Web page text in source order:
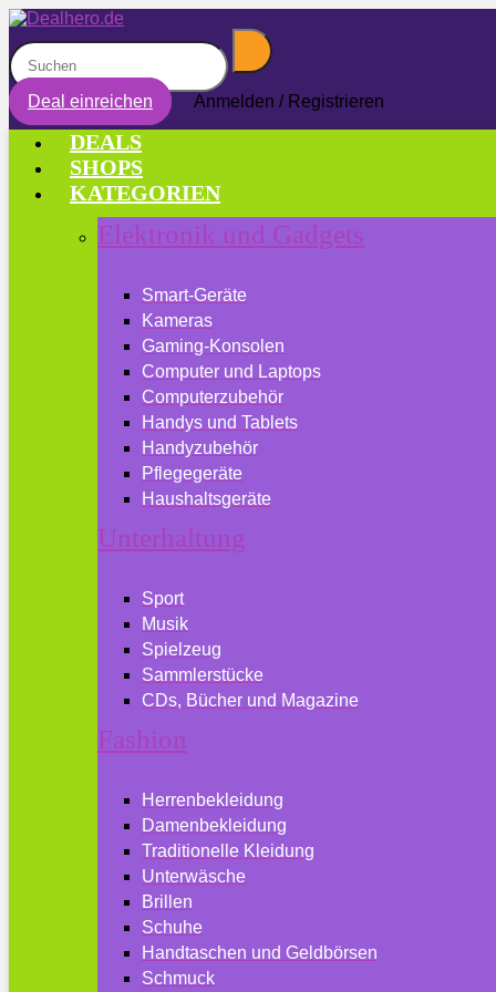
Deal einreichen Anmelden / Registrieren
DEALS
SHOPS
KATEGORIEN
Elektronik und Gadgets
Smart-Geräte
Kameras
Gaming-Konsolen
Computer und Laptops
Computerzubehör
Handys und Tablets
Handyzubehör
Pflegegeräte
Haushaltsgeräte
Unterhaltung
Sport
Musik
Spielzeug
Sammlerstücke
CDs, Bücher und Magazine
Fashion
Herrenbekleidung
Damenbekleidung
Traditionelle Kleidung
Unterwäsche
Brillen
Schuhe
Handtaschen und Geldbörsen
Schmuck